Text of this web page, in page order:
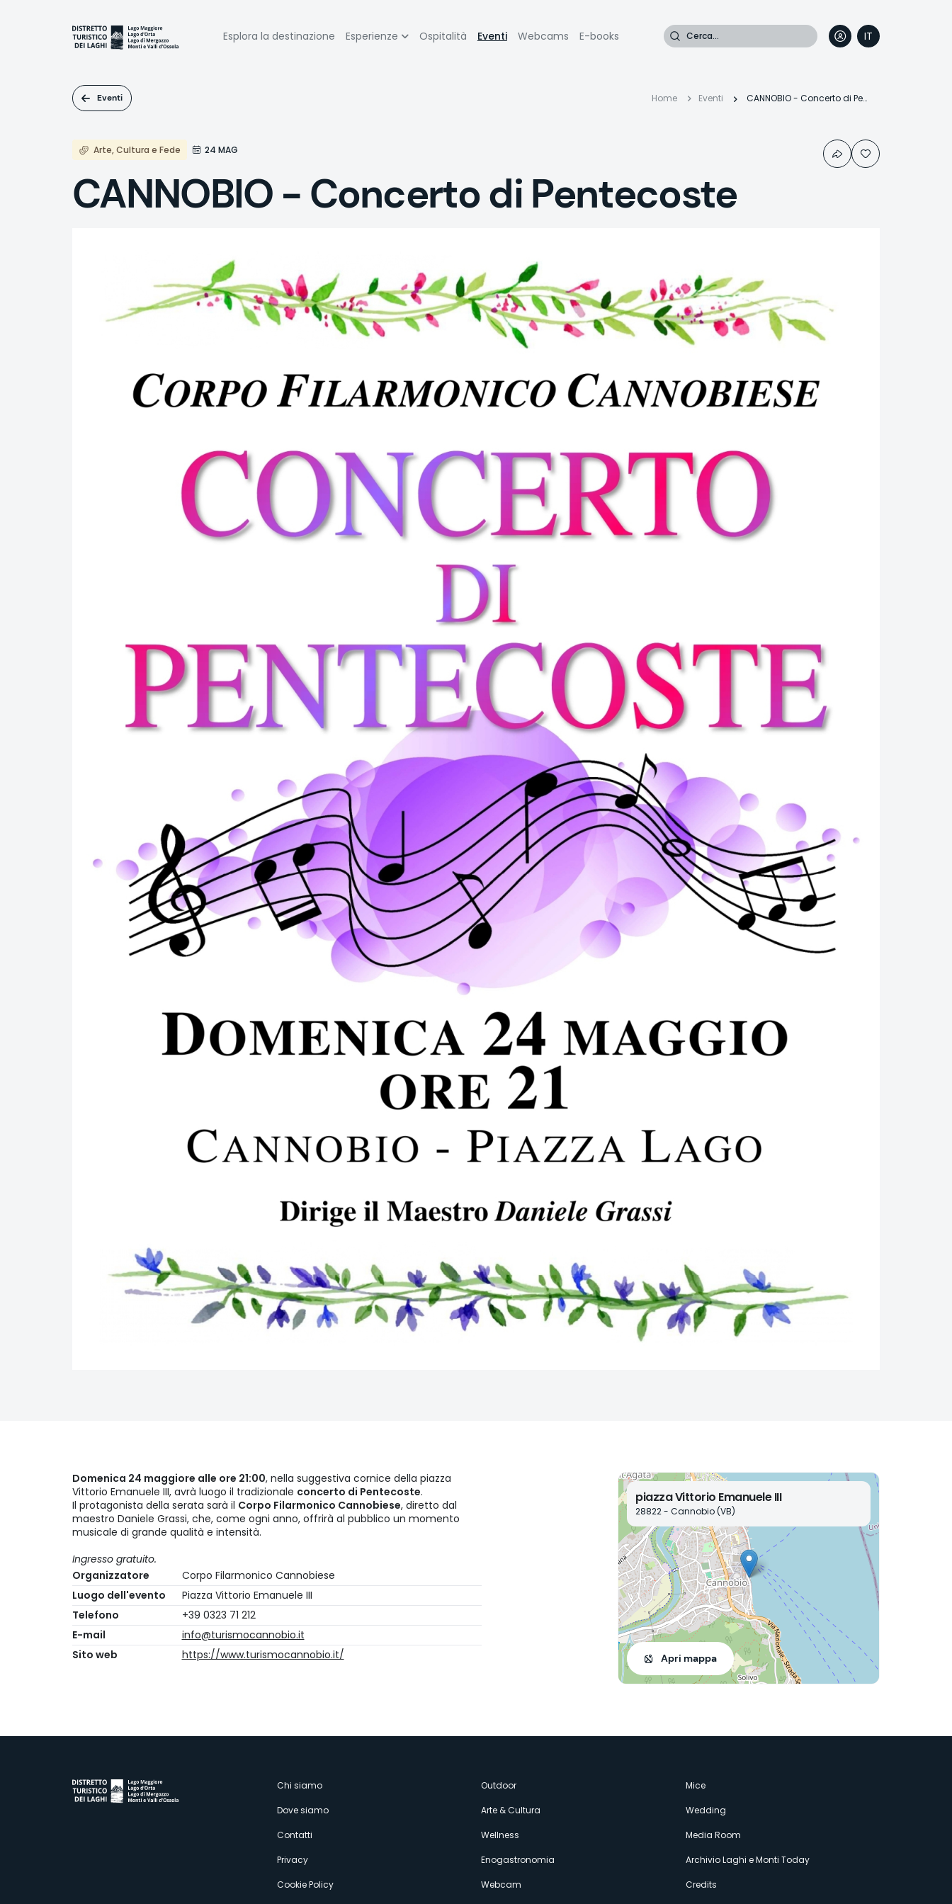
Navigazione
Esplora la destinazione Esperienze Ospitalità Eventi Webcams E-books Cerca
IT
EN
FR
DE
Eventi
Briciole
pane
Home Eventi CANNOBIO - Concerto di Pentecoste
Arte, Cultura e Fede 24 MAG
CANNOBIO - Concerto di Pentecoste
Domenica 24 maggiore alle ore 21:00, nella suggestiva cornice della piazza
Vittorio Emanuele III, avrà luogo il tradizionale concerto di Pentecoste.
Il protagonista della serata sarà il Corpo Filarmonico Cannobiese, diretto dal
maestro Daniele Grassi, che, come ogni anno, offrirà al pubblico un momento
musicale di grande qualità e intensità.
Ingresso gratuito.
Organizzatore
Corpo Filarmonico Cannobiese
Luogo dell'evento
Piazza Vittorio Emanuele III
Telefono
+39 0323 71 212
E-mail
info@turismocannobio.it
Sito web
https://www.turismocannobio.it/
piazza Vittorio Emanuele III
28822 - Cannobio (VB)
Apri mappa
Menù
secondario
Chi siamo
Dove siamo
Contatti
Privacy
Cookie Policy
Outdoor
Arte & Cultura
Wellness
Enogastronomia
Webcam
Mice
Wedding
Media Room
Archivio Laghi e Monti Today
Credits